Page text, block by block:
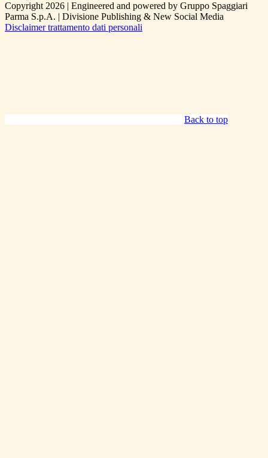
Copyright 2026 | Engineered and powered by Gruppo Spaggiari
Parma S.p.A. | Divisione Publishing & New Social Media
Disclaimer trattamento dati personali
Back to top